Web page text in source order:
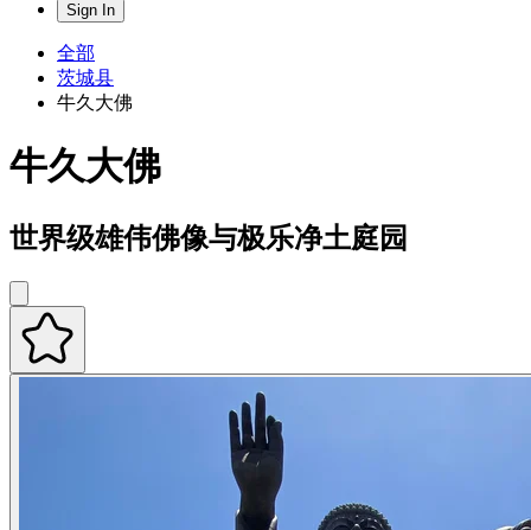
Sign In
全部
茨城县
牛久大佛
牛久大佛
世界级雄伟佛像与极乐净土庭园